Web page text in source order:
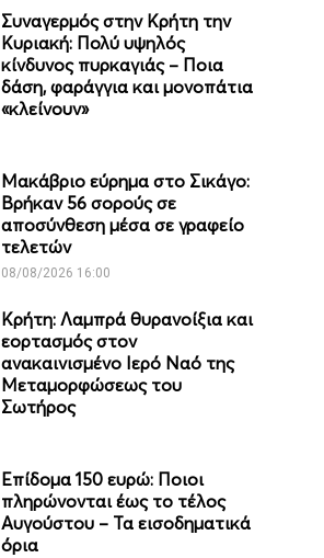
Συναγερμός στην Κρήτη την
Κυριακή: Πολύ υψηλός
κίνδυνος πυρκαγιάς – Ποια
δάση, φαράγγια και μονοπάτια
«κλείνουν»
Μακάβριο εύρημα στο Σικάγο:
Βρήκαν 56 σορούς σε
αποσύνθεση μέσα σε γραφείο
τελετών
08/08/2026 16:00
Κρήτη: Λαμπρά θυρανοίξια και
εορτασμός στον
ανακαινισμένο Ιερό Ναό της
Μεταμορφώσεως του
Σωτήρος
Επίδομα 150 ευρώ: Ποιοι
πληρώνονται έως το τέλος
Αυγούστου – Τα εισοδηματικά
όρια